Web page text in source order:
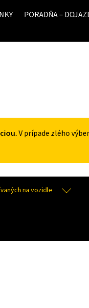
PORADŇA –
V prípade zlého
na vozidle